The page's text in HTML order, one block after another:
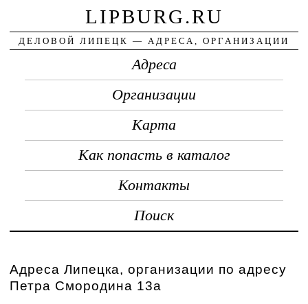
LIPBURG.RU
ДЕЛОВОЙ ЛИПЕЦК — АДРЕСА, ОРГАНИЗАЦИИ
Адреса
Организации
Карта
Как попасть в каталог
Контакты
Поиск
Адреса Липецка, организации по адресу
Петра Смородина 13а